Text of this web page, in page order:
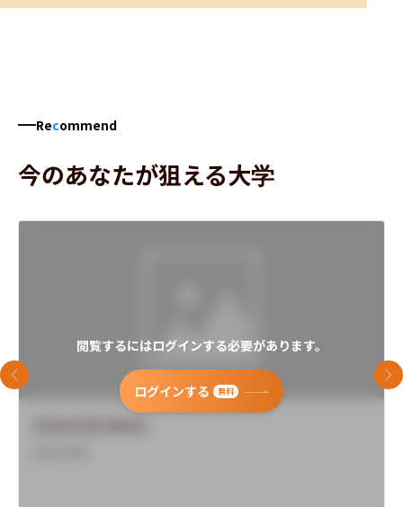
Recommend
今のあなたが狙える大学
閲覧するにはログインする必要があります。
ログインする 無料
前のスライド 次